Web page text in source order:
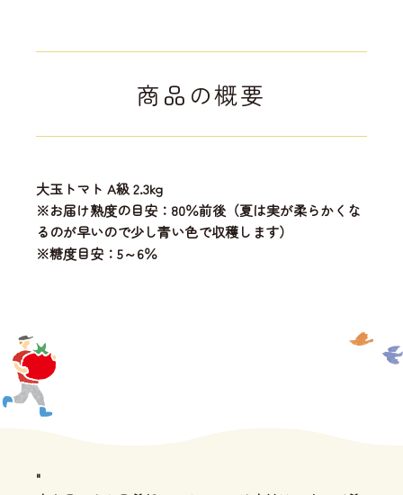
商品の概要
大玉トマト A級 2.3kg
※お届け熟度の目安：80％前後（夏は実が柔らかくな
るのが早いので少し青い色で収穫します）
※糖度目安：5～6％
"